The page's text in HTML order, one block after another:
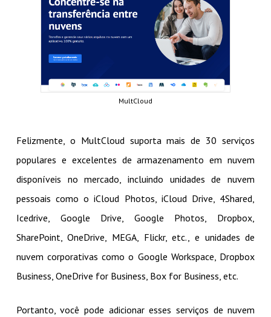
MultCloud
Felizmente, o MultCloud suporta mais de 30 serviços
populares e excelentes de armazenamento em nuvem
disponíveis no mercado, incluindo unidades de nuvem
pessoais como o iCloud Photos, iCloud Drive, 4Shared,
Icedrive, Google Drive, Google Photos, Dropbox,
SharePoint, OneDrive, MEGA, Flickr, etc., e unidades de
nuvem corporativas como o Google Workspace, Dropbox
Business, OneDrive for Business, Box for Business, etc.
Portanto, você pode adicionar esses serviços de nuvem